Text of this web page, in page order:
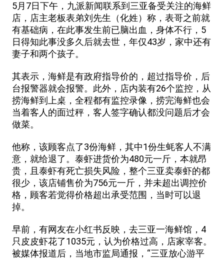
5月7日下午，九派新闻联系到三亚备受关注的海鲜
店，店主老板表弟刘先生（化姓）称，表哥之前就
有基础病，在此事发生前已脑出血，身体不行，5
日得知此事没多久后就去世，年仅43岁，家中还有
妻子和两个孩子。
其表示，海鲜是有政府指导价的，超过指导价，后
台报警器就会报警。此外，店内装有26个监控，从
捞海鲜到上桌，全程都有监控录像，捞完海鲜也会
当着客人的面过秤，客人签字确认都没问题后才会
做菜。
他称，该顾客点了3份海鲜，其中1份生蚝客人不满
意，就给退了。泰虾进货价为480元一斤，本就昂
贵，且泰虾有死亡损失风险，整个三亚卖泰虾的都
很少，该店铺售价为756元一斤，并未超出调控价
格，顾客若觉得价格超出承受范围，当时可以退
掉。
早前，有网友在小红书反映，去三亚一海鲜馆，4
只皮皮虾花了1035元，认为价格过高，店家宰客。
被媒体报道后，当地市监局通报，“三亚放心游平